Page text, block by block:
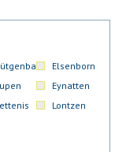
Elsenborn
Eynatten
Lontzen